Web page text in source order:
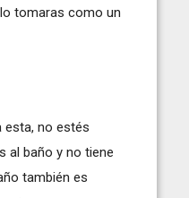
tomaras como un
esta, no estés
al baño y no tiene
también es